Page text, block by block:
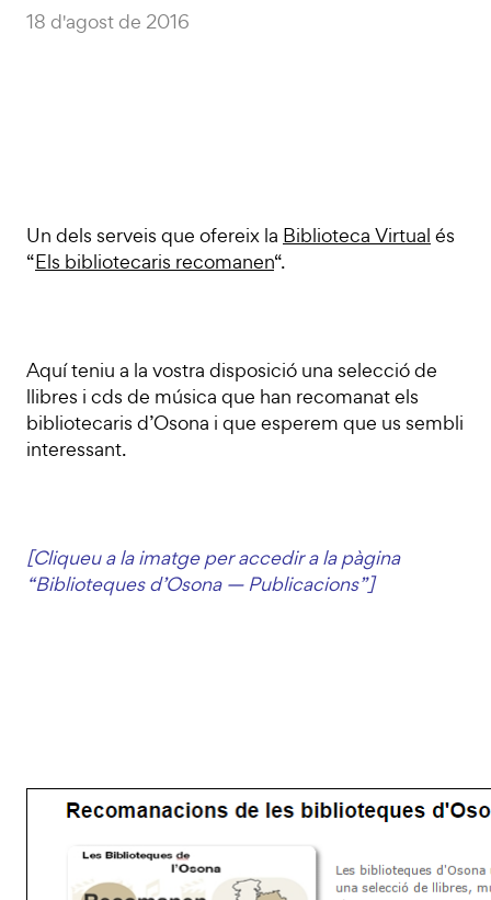
18 d'agost de 2016
Un dels serveis que ofereix la Biblioteca Virtual és
“Els bibliotecaris recomanen“.
Aquí teniu a la vostra disposició una selecció de
llibres i cds de música que han recomanat els
bibliotecaris d’Osona i que esperem que us sembli
interessant.
[Cliqueu a la imatge per accedir a la pàgina
“Biblioteques d’Osona — Publicacions”]